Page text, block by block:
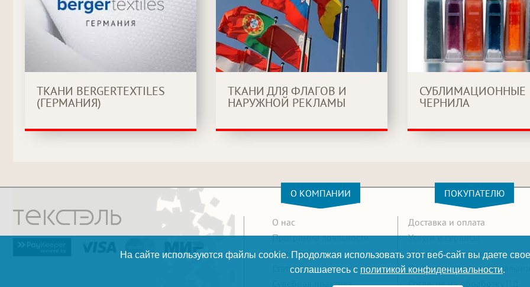
ТКАНИ BERGERTEXTILES
(ГЕРМАНИЯ)
ТКАНИ ДЛЯ ФЛАГОВ И
НАРУЖНОЙ РЕКЛАМЫ
СУБЛИМАЦИОННЫЕ
ЧЕРНИЛА
О КОМПАНИИ
О нас
Программа лояльности
Новости
Статьи
Судебная практика
ПОКУПАТЕЛЮ
Доставка и оплата
Услуги и сервисы
Как оформить заказ
Политика
Согласие на обработку ПД
На сайте используются файлы cookie. Продолжая использовать этот веб-сайт вы даете
соглашаетесь с политикой конфиденциальности.